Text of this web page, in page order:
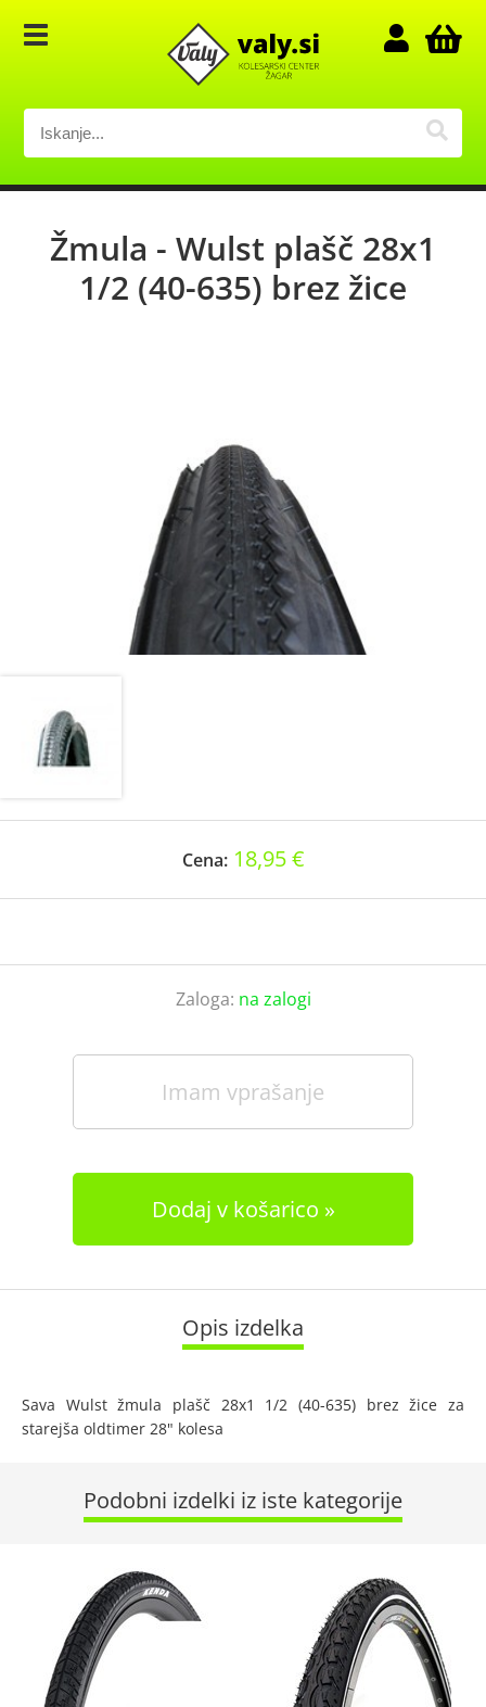
Žmula - Wulst plašč 28x1
1/2 (40-635) brez žice
Cena: 18,95 €
Zaloga: na zalogi
Imam vprašanje
Dodaj v košarico
Opis izdelka
Sava Wulst žmula plašč 28x1 1/2 (40-635) brez žice za
starejša oldtimer 28" kolesa
Podobni izdelki iz iste kategorije